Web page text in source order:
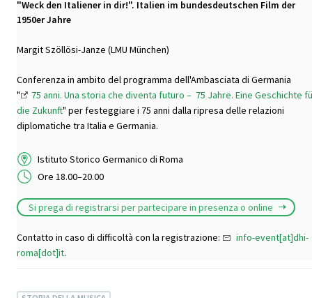
"Weck den Italiener in dir!". Italien im bundesdeutschen Film der
1950er Jahre
Margit Szöllösi-Janze (LMU München)
Conferenza in ambito del programma dell'Ambasciata di Germania
"
75 anni. Una storia che diventa futuro – 75 Jahre. Eine Geschichte
die Zukunft" per festeggiare i 75 anni dalla ripresa delle relazioni
diplomatiche tra Italia e Germania.
Istituto Storico Germanico di Roma
Ore 18.00–20.00
Si prega di registrarsi per partecipare in presenza o online
Contatto in caso di difficoltà con la registrazione:
info-event[at]dhi-
roma[dot]it.